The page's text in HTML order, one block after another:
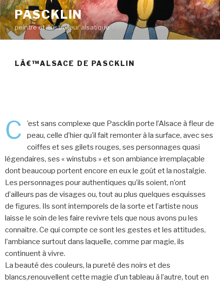
PASCKLIN
peintre et illustrateur alsatique
LÂ€™ALSACE DE PASCKLIN
C
’est sans complexe que Pascklin porte l’Alsace à fleur de
peau, celle d’hier qu’il fait remonter à la surface, avec ses
coiffes et ses gilets rouges, ses personnages quasi
légendaires, ses « winstubs » et son ambiance irremplaçable
dont beaucoup portent encore en eux le goût et la nostalgie.
Les personnages pour authentiques qu’ils soient, n’ont
d’ailleurs pas de visages ou, tout au plus quelques esquisses
de figures. Ils sont intemporels de la sorte et l’artiste nous
laisse le soin de les faire revivre tels que nous avons pu les
connaître. Ce qui compte ce sont les gestes et les attitudes,
l’ambiance surtout dans laquelle, comme par magie, ils
continuent à vivre.
La beauté des couleurs, la pureté des noirs et des
blancs,renouvellent cette magie d’un tableau à l’autre, tout en